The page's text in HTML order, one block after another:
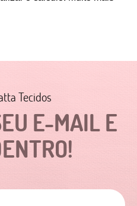
E-MAIL E
Tecidos